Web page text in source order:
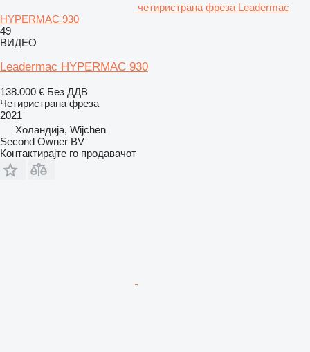
четиристрана фреза Leadermac
HYPERMAC 930
49
ВИДЕО
Leadermac HYPERMAC 930
138.000 € Без ДДВ
Четиристрана фреза
2021
Холандија, Wijchen
Second Owner BV
Контактирајте го продавачот